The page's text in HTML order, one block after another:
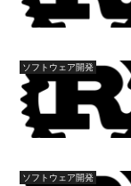
ソフトウェア開発
ソフトウェア開発